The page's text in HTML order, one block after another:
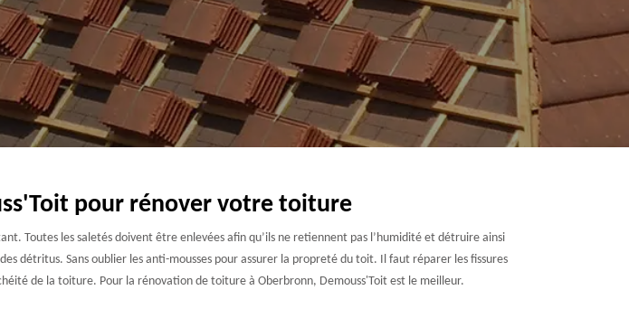
pour rénover votre toiture
Toutes les saletés doivent être enlevées afin qu’ils ne retiennent pas l’humidité et détruire ainsi
détritus. Sans oublier les anti-mousses pour assurer la propreté du toit. Il faut réparer les fissures
de la toiture. Pour la rénovation de toiture à Oberbronn, Demouss'Toit est le meilleur.